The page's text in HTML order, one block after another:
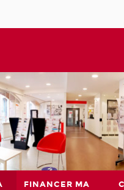
FINANCER MA